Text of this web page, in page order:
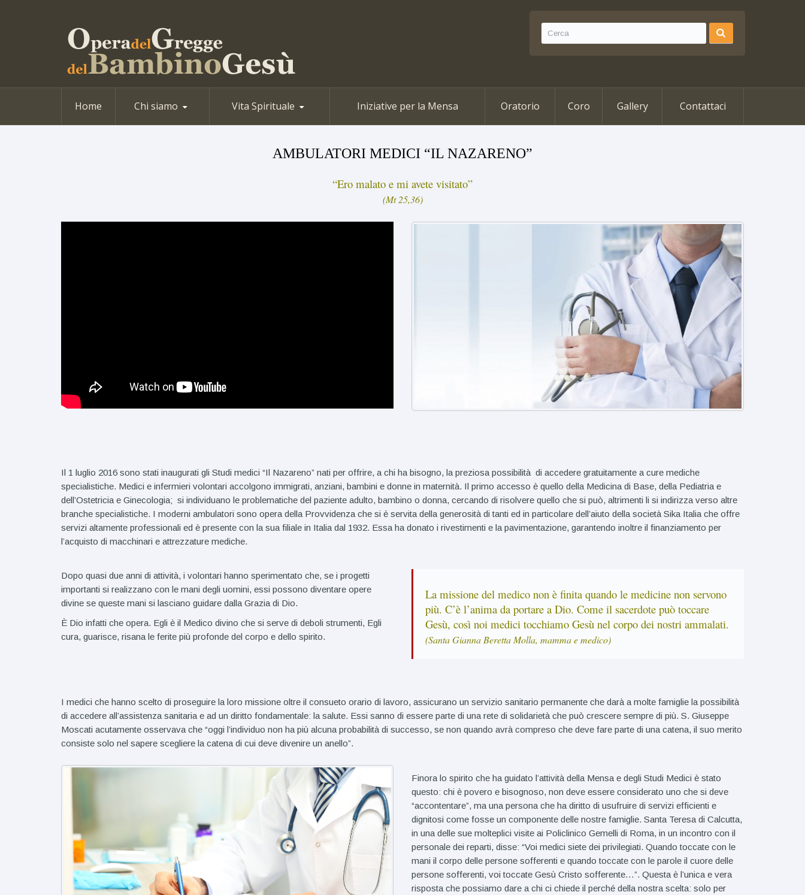
Home Chi siamo Vita Spirituale Iniziative per la Mensa Oratorio Coro Gallery Contattaci
AMBULATORI MEDICI “IL NAZARENO”
“Ero malato e mi avete visitato”
(Mt 25,36)
Il 1 luglio 2016 sono stati inaugurati gli Studi medici “Il Nazareno” nati per offrire, a chi ha bisogno, la preziosa possibilità di accedere gratuitamente a cure mediche
specialistiche. Medici e infermieri volontari accolgono immigrati, anziani, bambini e donne in maternità. Il primo accesso è quello della Medicina di Base, della Pediatria e
dell’Ostetricia e Ginecologia; si individuano le problematiche del paziente adulto, bambino o donna, cercando di risolvere quello che si può, altrimenti li si indirizza verso altre
branche specialistiche. I moderni ambulatori sono opera della Provvidenza che si è servita della generosità di tanti ed in particolare dell’aiuto della società Sika Italia che offre
servizi altamente professionali ed è presente con la sua filiale in Italia dal 1932. Essa ha donato i rivestimenti e la pavimentazione, garantendo inoltre il finanziamento per
l’acquisto di macchinari e attrezzature mediche.
Dopo quasi due anni di attività, i volontari hanno sperimentato che, se i progetti
importanti si realizzano con le mani degli uomini, essi possono diventare opere
divine se queste mani si lasciano guidare dalla Grazia di Dio.
È Dio infatti che opera. Egli è il Medico divino che si serve di deboli strumenti, Egli
cura, guarisce, risana le ferite più profonde del corpo e dello spirito.
La missione del medico non è finita quando le medicine non servono
più. C’è l’anima da portare a Dio. Come il sacerdote può toccare
Gesù, così noi medici tocchiamo Gesù nel corpo dei nostri ammalati.
(Santa Gianna Beretta Molla, mamma e medico)
I medici che hanno scelto di proseguire la loro missione oltre il consueto orario di lavoro, assicurano un servizio sanitario permanente che darà a molte famiglie la possibilità
di accedere all’assistenza sanitaria e ad un diritto fondamentale: la salute. Essi sanno di essere parte di una rete di solidarietà che può crescere sempre di più. S. Giuseppe
Moscati acutamente osservava che “oggi l’individuo non ha più alcuna probabilità di successo, se non quando avrà compreso che deve fare parte di una catena, il suo merito
consiste solo nel sapere scegliere la catena di cui deve divenire un anello”.
Finora lo spirito che ha guidato l’attività della Mensa e degli Studi Medici è stato
questo: chi è povero e bisognoso, non deve essere considerato uno che si deve
“accontentare”, ma una persona che ha diritto di usufruire di servizi efficienti e
dignitosi come fosse un componente delle nostre famiglie. Santa Teresa di Calcutta,
in una delle sue molteplici visite ai Policlinico Gemelli di Roma, in un incontro con il
personale dei reparti, disse: “Voi medici siete dei privilegiati. Quando toccate con le
mani il corpo delle persone sofferenti e quando toccate con le parole il cuore delle
persone sofferenti, voi toccate Gesù Cristo sofferente…”. Questa è l’unica e vera
risposta che possiamo dare a chi ci chiede il perché della nostra scelta: solo per